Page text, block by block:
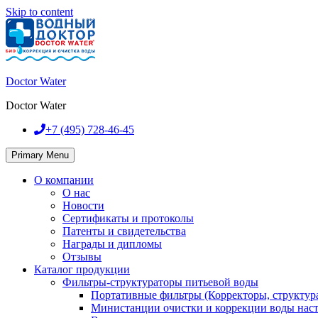
Skip to content
Doctor Water
Doctor Water
+7 (495) 728-46-45
Primary Menu
О компании
О нас
Новости
Сертификаты и протоколы
Патенты и свидетельства
Награды и дипломы
Отзывы
Каталог продукции
Фильтры-структураторы питьевой воды
Портативные фильтры (Корректоры,
Министанции очистки и коррекции воды